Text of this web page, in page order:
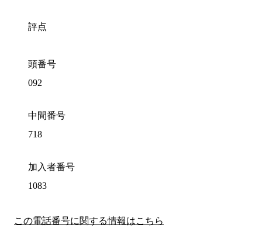
評点
頭番号
092
中間番号
718
加入者番号
1083
この電話番号に関する情報はこちら